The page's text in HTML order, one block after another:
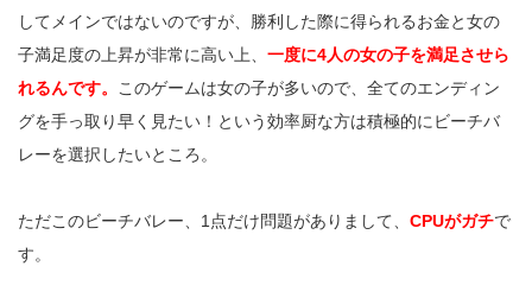
してメインではないのですが、勝利した際に得られるお金と女の
子満足度の上昇が非常に高い上、 一度に4人の女の子を満足させら
れるんです。
このゲームは女の子が多いので、全てのエンディン
グを手っ取り早く見たい！という効率厨な方は積極的にビーチバ
レーを選択したいところ。
ただこのビーチバレー、1点だけ問題がありまして、 CPUがガチで
す。